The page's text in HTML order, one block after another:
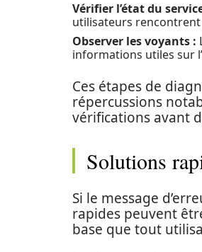
Vérifier l’état du
utilisateurs rencontrent
Observer les voyants :
informations utiles sur
Ces étapes de
répercussions
vérifications avant
Solutions
Si le message
rapides peuvent
base que tout